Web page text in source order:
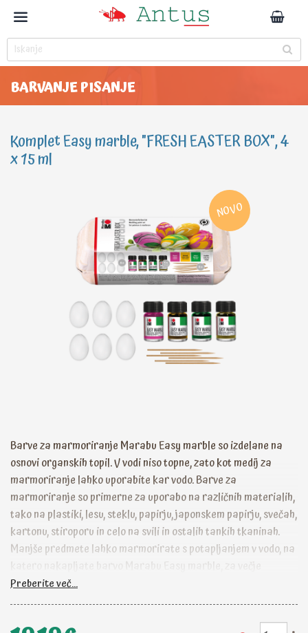
BARVANJE PISANJE
Komplet Easy marble, "FRESH EASTER BOX", 4
x 15 ml
NOVO
Barve za marmoriranje Marabu Easy marble so izdelane na
osnovi organskih topil. V vodi niso topne, zato kot medij za
marmoriranje lahko uporabite kar vodo. Barve za
marmoriranje so primerne za uporabo na različnih materialih,
tako na plastiki, lesu, steklu, papirju, japonskem papirju, svečah,
kartonu, stiroporu in celo na svili in ostalih tankih tkaninah.
Manjše predmete lahko marmorirate s potapljanjem v vodo, na
predmete in tkanine pa priporočamo uporabo preprostega
medija za marmoriranje, npr. lepila za tapete. Barve za
marmoriranje Marabu Easy marble niso primerne za barvanje
Preberite več...